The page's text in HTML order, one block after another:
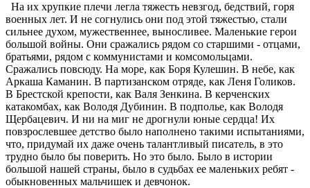
На их хрупкие плечи легла тяжесть невзгод, бедствий, горя
военных лет. И не согнулись они под этой тяжестью, стали
сильнее духом, мужественнее, выносливее. Маленькие герои
большой войны. Они сражались рядом со старшими - отцами,
братьями, рядом с коммунистами и комсомольцами.
Сражались повсюду. На море, как Боря Кулешин. В небе, как
Аркаша Каманин. В партизанском отряде, как Леня Голиков.
В Брестской крепости, как Валя Зенкина. В керченских
катакомбах, как Володя Дубинин. В подполье, как Володя
Щербацевич. И ни на миг не дрогнули юные сердца! Их
повзрослевшее детство было наполнено такими испытаниями,
что, придумай их даже очень талантливый писатель, в это
трудно было бы поверить. Но это было. Было в истории
большой нашей страны, было в судьбах ее маленьких ребят -
обыкновенных мальчишек и девчонок.